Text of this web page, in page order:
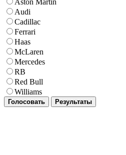
Audi
Cadillac
Ferrari
Haas
McLaren
Mercedes
RB
Red Bull
Williams
Голосовать Результаты